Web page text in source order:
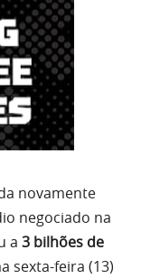
novamente
negociado na
a 3 bilhões de
sexta-feira (13)